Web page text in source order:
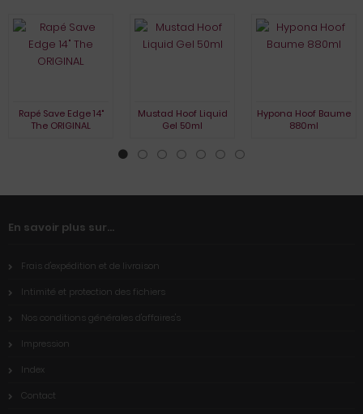
Rapé Save Edge 14"
The ORIGINAL
Mustad Hoof Liquid
Gel 50ml
Hypona Hoof Baume
880ml
En savoir plus sur...
Frais d'expédition et de livraison
Intimité et protection des fichiers
Nos conditions générales d'affaires's
Impression
Index
Contact